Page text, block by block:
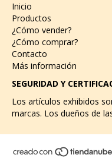
Inicio
Productos
¿Cómo vender?
¿Cómo comprar?
Contacto
Más información
SEGURIDAD Y
Los artículos exhibidos
marcas. Los dueños de